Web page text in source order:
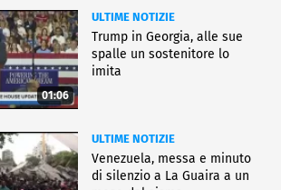
01:06
ULTIME NOTIZIE
Trump in Georgia, alle sue
spalle un sostenitore lo
imita
ULTIME NOTIZIE
Venezuela, messa e minuto
di silenzio a La Guaira a un